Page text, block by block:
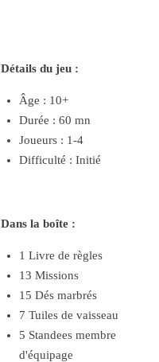
Détails du jeu :
Âge : 10+
Durée : 60 mn
Joueurs : 1-4
Difficulté : Initié
Dans la boîte :
1 Livre de règles
13 Missions
15 Dés marbrés
7 Tuiles de vaisseau
5 Standees membre
d'équipage